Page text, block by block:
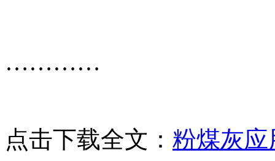
…………
点击下载全文： 粉煤灰